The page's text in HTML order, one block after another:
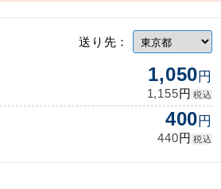
送り先：
1,050円
1,155円 税込
400円
440円 税込